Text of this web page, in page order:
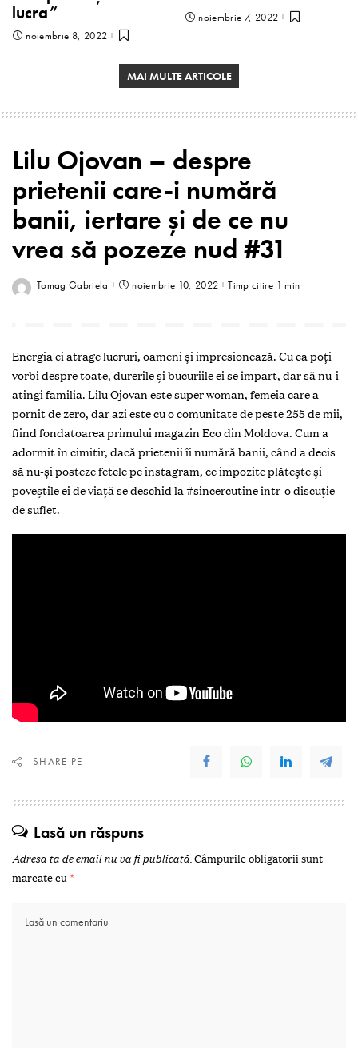
lucra”
noiembrie 8, 2022
noiembrie 7, 2022
MAI MULTE ARTICOLE
Lilu Ojovan – despre
prietenii care-i numără
banii, iertare și de ce nu
vrea să pozeze nud #31
Tomag Gabriela noiembrie 10, 2022 Timp citire 1 min
Energia ei atrage lucruri, oameni și impresionează. Cu ea poți
vorbi despre toate, durerile și bucuriile ei se împart, dar să nu-i
atingi familia. Lilu Ojovan este super woman, femeia care a
pornit de zero, dar azi este cu o comunitate de peste 255 de mii,
fiind fondatoarea primului magazin Eco din Moldova. Cum a
adormit în cimitir, dacă prietenii îi numără banii, când a decis
să nu-și posteze fetele pe instagram, ce impozite plătește și
poveștile ei de viață se deschid la #sincercutine într-o discuție
de suflet.
SHARE PE
Lasă un răspuns
Adresa ta de email nu va fi publicată.Câmpurile obligatorii sunt
marcate cu *